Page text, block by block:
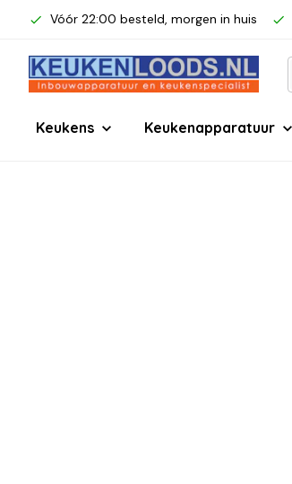
Vóór 22:00 besteld, morgen in huis
Keukens Keukenapparatuur